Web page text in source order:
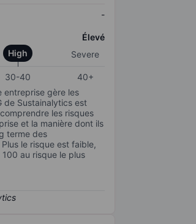
-
Élevé
High Severe
30-40
40+
entreprise gère les
de Sustainalytics est
les risques
et la manière dont ils
terme des
le risque est faible,
au risque le plus